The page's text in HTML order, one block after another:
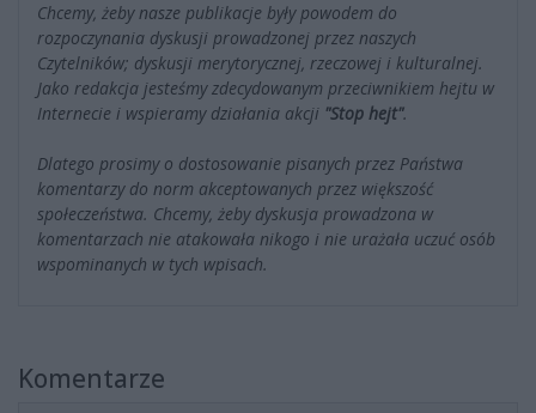
Chcemy, żeby nasze publikacje były powodem do
rozpoczynania dyskusji prowadzonej przez naszych
Czytelników; dyskusji merytorycznej, rzeczowej i kulturalnej.
Jako redakcja jesteśmy zdecydowanym przeciwnikiem hejtu w
Internecie i wspieramy działania akcji "Stop hejt".
Dlatego prosimy o dostosowanie pisanych przez Państwa
komentarzy do norm akceptowanych przez większość
społeczeństwa. Chcemy, żeby dyskusja prowadzona w
komentarzach nie atakowała nikogo i nie urażała uczuć osób
wspominanych w tych wpisach.
Komentarze